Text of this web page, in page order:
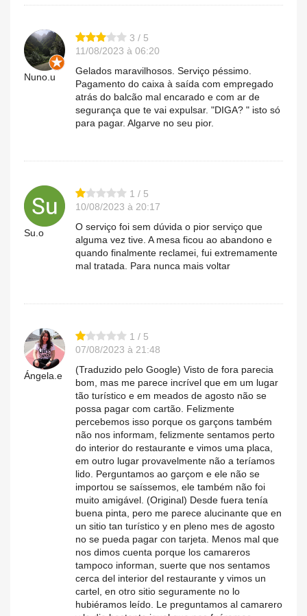
Nuno.u
3 / 5
11/08/2023 à 06:20
Gelados maravilhosos. Serviço péssimo.
Pagamento do caixa à saída com empregado
atrás do balcão mal encarado e com ar de
segurança que te vai expulsar. "DIGA? " isto só
para pagar. Algarve no seu pior.
Su.o
1 / 5
10/08/2023 à 20:17
O serviço foi sem dúvida o pior serviço que
alguma vez tive. A mesa ficou ao abandono e
quando finalmente reclamei, fui extremamente
mal tratada. Para nunca mais voltar
Ángela.e
1 / 5
07/08/2023 à 21:48
(Traduzido pelo Google) Visto de fora parecia
bom, mas me parece incrível que em um lugar
tão turístico e em meados de agosto não se
possa pagar com cartão. Felizmente
percebemos isso porque os garçons também
não nos informam, felizmente sentamos perto
do interior do restaurante e vimos uma placa,
em outro lugar provavelmente não a teríamos
lido. Perguntamos ao garçom e ele não se
importou se saíssemos, ele também não foi
muito amigável. (Original) Desde fuera tenía
buena pinta, pero me parece alucinante que en
un sitio tan turístico y en pleno mes de agosto
no se pueda pagar con tarjeta. Menos mal que
nos dimos cuenta porque los camareros
tampoco informan, suerte que nos sentamos
cerca del interior del restaurante y vimos un
cartel, en otro sitio seguramente no lo
hubiéramos leído. Le preguntamos al camarero